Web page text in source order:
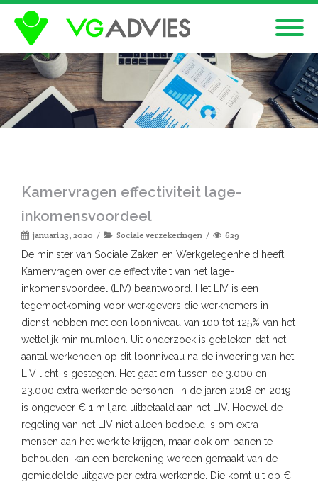
Kamervragen effectiviteit lage-
inkomensvoordeel
januari 23, 2020 Sociale verzekeringen 629
De minister van Sociale Zaken en Werkgelegenheid heeft
Kamervragen over de effectiviteit van het lage-
inkomensvoordeel (LIV) beantwoord. Het LIV is een
tegemoetkoming voor werkgevers die werknemers in
dienst hebben met een loonniveau van 100 tot 125% van het
wettelijk minimumloon. Uit onderzoek is gebleken dat het
aantal werkenden op dit loonniveau na de invoering van het
LIV licht is gestegen. Het gaat om tussen de 3.000 en
23.000 extra werkende personen. In de jaren 2018 en 2019
is ongeveer € 1 miljard uitbetaald aan het LIV. Hoewel de
regeling van het LIV niet alleen bedoeld is om extra
mensen aan het werk te krijgen, maar ook om banen te
behouden, kan een berekening worden gemaakt van de
gemiddelde uitgave per extra werkende. Die komt uit op €